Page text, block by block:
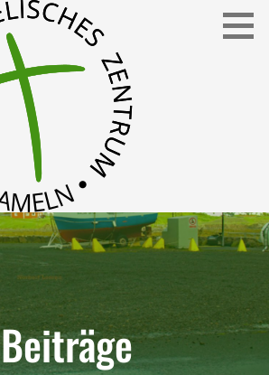
in Hameln
Beiträge